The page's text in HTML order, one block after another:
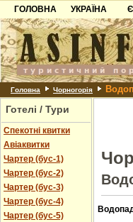
ГОЛОВНА
УКРАЇНА
Карпати
Азов
Шацьк
Головна Чорногорія
Готелі / Тури
Спекотні квитки
Авіаквитки
Чартер (бус-1)
Чартер (бус-2)
Чартер (бус-3)
Чартер (бус-4)
Чартер (бус-5)